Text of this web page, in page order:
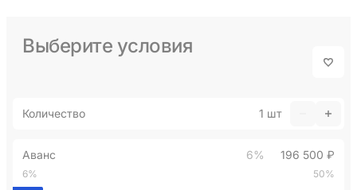
Выберите условия
Количество 1 шт
Аванс 6% 196 500 ₽
6% 50%